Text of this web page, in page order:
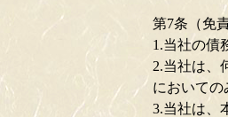
第7条（免
1.当社の債
2.当社は、
において
3.当社は、